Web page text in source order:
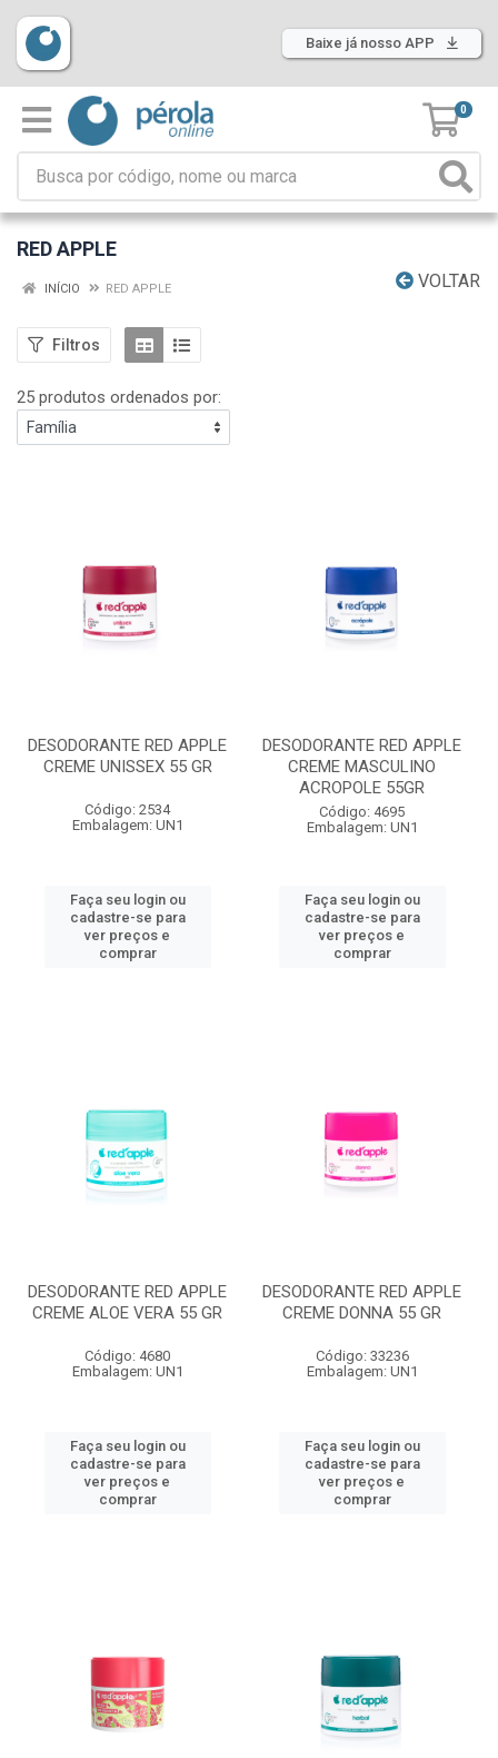
Baixe já nosso APP
0
RED APPLE
VOLTAR
INÍCIO RED APPLE
Filtros
25 produtos ordenados por:
DESODORANTE RED APPLE
CREME UNISSEX 55 GR
Código: 2534
Embalagem: UN1
Faça seu login ou
cadastre-se para
ver preços e
comprar
DESODORANTE RED APPLE
CREME MASCULINO
ACROPOLE 55GR
Código: 4695
Embalagem: UN1
Faça seu login ou
cadastre-se para
ver preços e
comprar
DESODORANTE RED APPLE
CREME ALOE VERA 55 GR
Código: 4680
Embalagem: UN1
Faça seu login ou
cadastre-se para
ver preços e
comprar
DESODORANTE RED APPLE
CREME DONNA 55 GR
Código: 33236
Embalagem: UN1
Faça seu login ou
cadastre-se para
ver preços e
comprar